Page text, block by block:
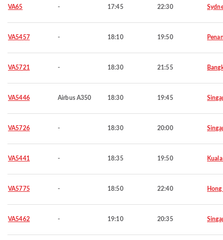
VA65 - 17:45 22:30
VA5457 - 18:10 19:50
VA5721 - 18:30 21:55
VA5446 Airbus A350 18:30 19:45
VA5726 - 18:30 20:00
VA5441 - 18:35 19:50
VA5775 - 18:50 22:40
VA5462 - 19:10 20:35